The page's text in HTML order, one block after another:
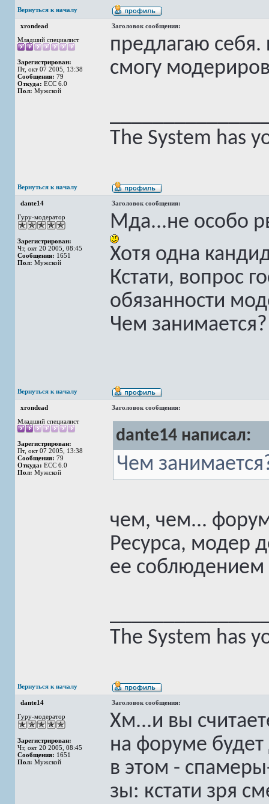
Вернуться к началу
xrondead
Заголовок сообщения:
Младший специалист
Зарегистрирован:
Пт, окт 07 2005, 13:38
Сообщения: 79
Откуда: ECC 6.0
Пол: Мужской
предлагаю
смогу
The System has
Вернуться к началу
dante14
Заголовок сообщения:
Гуру-модератор
Зарегистрирован:
Чт, окт 20 2005, 08:45
Сообщения: 1651
Пол: Мужской
Мда...не особо
Хотя одна
Кстати, вопрос
обязанности
Чем
Вернуться к началу
xrondead
Заголовок сообщения:
Младший специалист
Зарегистрирован:
Пт, окт 07 2005, 13:38
Сообщения: 79
Откуда: ECC 6.0
Пол: Мужской
dante14 написал:
Чем
чем, чем...
Ресурса, модер
ее соблюдением
The System has
Вернуться к началу
dante14
Заголовок сообщения:
Гуру-модератор
Зарегистрирован:
Чт, окт 20 2005, 08:45
Сообщения: 1651
Пол: Мужской
Хм...и вы
на форуме будет
в этом -
зы: кстати зря